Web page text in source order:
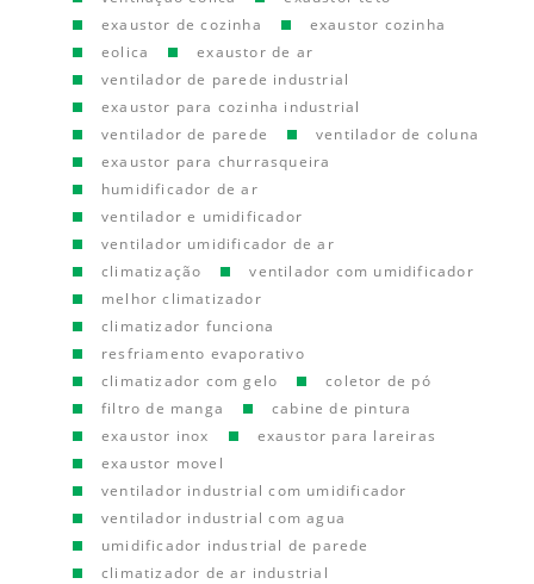
exaustor de cozinha
exaustor cozinha
eolica
exaustor de ar
ventilador de parede industrial
exaustor para cozinha industrial
ventilador de parede
ventilador de coluna
exaustor para churrasqueira
humidificador de ar
ventilador e umidificador
ventilador umidificador de ar
climatização
ventilador com umidificador
melhor climatizador
climatizador funciona
resfriamento evaporativo
climatizador com gelo
coletor de pó
filtro de manga
cabine de pintura
exaustor inox
exaustor para lareiras
exaustor movel
ventilador industrial com umidificador
ventilador industrial com agua
umidificador industrial de parede
climatizador de ar industrial